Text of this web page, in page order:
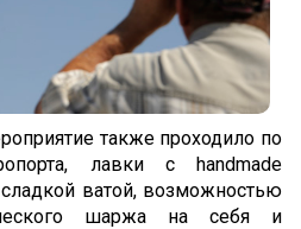
возможностями
также проходило по
лавки с handmade
ватой, возможностью
шаржа на себя и